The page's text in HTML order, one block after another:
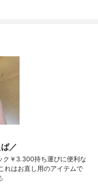
／
ク￥3.300持ち運びに便利な
れはお直し用のアイテムで